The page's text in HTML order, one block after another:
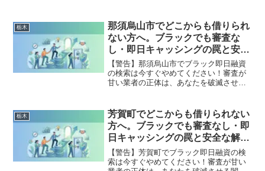
町で違法業者を避け、借金地獄から抜け
出した方々の実体験と確実な解決策を完
全公開。
栃木
那須烏山市でどこからも借りられ
ない方へ。ブラックでも審査な
し・即日キャッシングの罠と安全
な解決策
【警告】那須烏山市でブラック即日融資
の検索は今すぐやめてください！審査が
甘い業者の正体は、あなたを破滅させる
那須烏山市で違法業者を避け、借金地獄
から抜け出した方々の実体験と確実な解
決策を完全公開。
栃木
芳賀町でどこからも借りられない
方へ。ブラックでも審査なし・即
日キャッシングの罠と安全な解決
策
【警告】芳賀町でブラック即日融資の検
索は今すぐやめてください！審査が甘い